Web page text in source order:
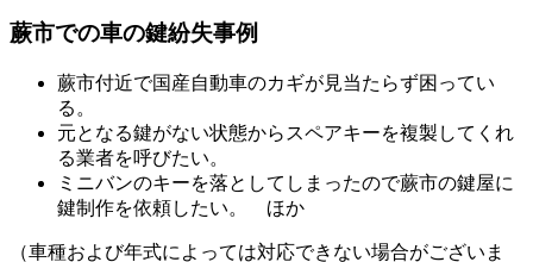
蕨市での車の鍵紛失事例
蕨市付近で国産自動車のカギが見当たらず困ってい
る。
元となる鍵がない状態からスペアキーを複製してくれ
る業者を呼びたい。
ミニバンのキーを落としてしまったので蕨市の鍵屋に
鍵制作を依頼したい。 ほか
（車種および年式によっては対応できない場合がございま